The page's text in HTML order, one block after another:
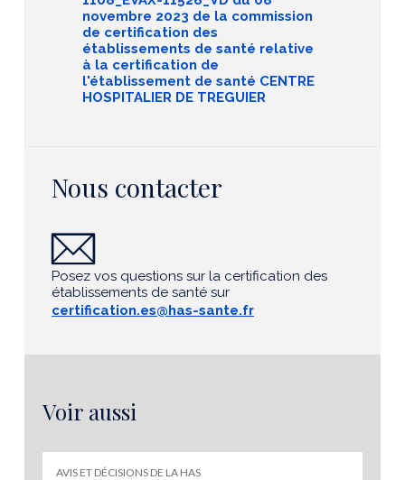
novembre 2023 de la commission
de certification des
établissements de santé relative
à la certification de
l'établissement de santé CENTRE
HOSPITALIER DE TREGUIER
Nous contacter
Posez vos questions sur la certification des
établissements de santé sur
certification.es@has-sante.fr
Voir aussi
AVIS ET DÉCISIONS DE LA HAS